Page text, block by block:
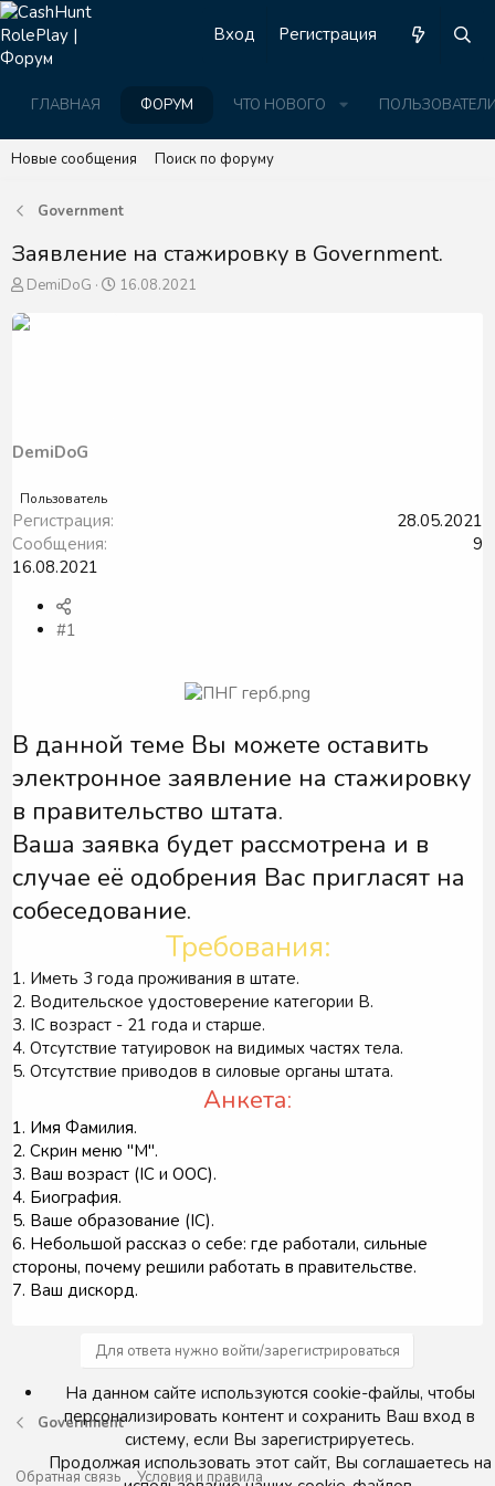
Вход Регистрация
ГЛАВНАЯ ФОРУМ ЧТО НОВОГО
Новые сообщения Поиск по форуму
Government
Заявление на стажировку в Government.
А
т
DemiDoG
Д
16.08.2021
DemiDoG
Пользователь
Регистрация
28.05.2021
Сообщения
9
16.08.2021
#1
В данной теме Вы можете оставить
электронное заявление на стажировку
в правительство штата.
Ваша заявка будет рассмотрена и в
случае её одобрения Вас пригласят на
собеседование.
Требования:
1. Иметь 3 года проживания в штате.
2. Водительское удостоверение категории B.
3. IC возраст - 21 года и старше.
4. Отсутствие татуировок на видимых частях тела.
5. Отсутствие приводов в силовые органы штата.
Анкета:
1. Имя Фамилия.
2. Скрин меню "M".
3. Ваш возраст (IC и OOC).
4. Биография.
5. Ваше образование (IC).
6. Небольшой рассказ о себе: где работали, сильные
стороны, почему решили работать в правительстве.
7. Ваш дискорд.
Для ответа нужно войти/зарегистрироваться
Government
Обратная связь Условия и правила
На данном сайте используются cookie-файлы, чтобы
персонализировать контент и сохранить Ваш вход в
систему, если Вы зарегистрируетесь.
Продолжая использовать этот сайт, Вы соглашаетесь на